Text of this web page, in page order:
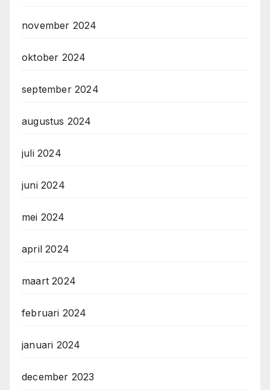
november 2024
oktober 2024
september 2024
augustus 2024
juli 2024
juni 2024
mei 2024
april 2024
maart 2024
februari 2024
januari 2024
december 2023